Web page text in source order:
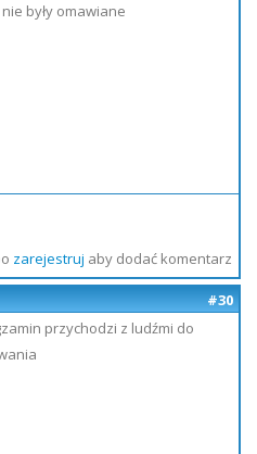
były omawiane
zarejestruj aby dodać komentarz
#30
przychodzi z ludźmi do